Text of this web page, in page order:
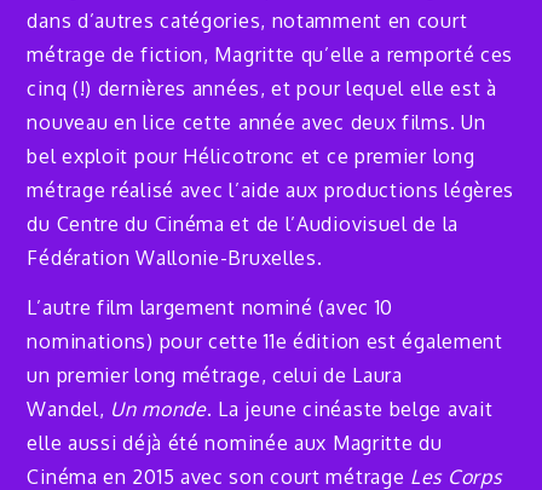
dans d’autres catégories, notamment en court
métrage de fiction, Magritte qu’elle a remporté ces
cinq (!) dernières années, et pour lequel elle est à
nouveau en lice cette année avec deux films. Un
bel exploit pour Hélicotronc et ce premier long
métrage réalisé avec l’aide aux productions légères
du Centre du Cinéma et de l’Audiovisuel de la
Fédération Wallonie-Bruxelles.
L’autre film largement nominé (avec 10
nominations) pour cette 11e édition est également
un premier long métrage, celui de Laura
Wandel, Un monde. La jeune cinéaste belge avait
elle aussi déjà été nominée aux Magritte du
Cinéma en 2015 avec son court métrage Les Corps